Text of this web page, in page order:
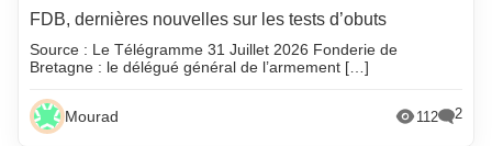
FDB, dernières nouvelles sur les tests d’obuts
Source : Le Télégramme 31 Juillet 2026 Fonderie de
Bretagne : le délégué général de l’armement […]
Mourad 112 2